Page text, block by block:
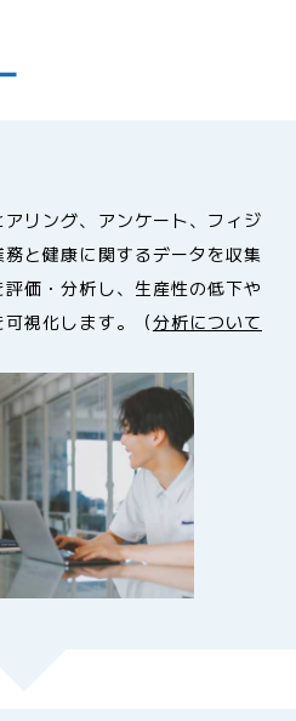
リング、アンケート、フィジ
と健康に関するデータを収集
価・分析し、生産性の低下や
視化します。（分析について